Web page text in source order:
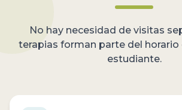
No hay necesidad de visitas
terapias forman parte del horario
estudiante.